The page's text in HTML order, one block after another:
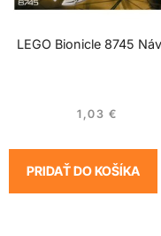
LEGO Bionicle 8745
1,03 €
PRIDAŤ DO KOŠÍKA